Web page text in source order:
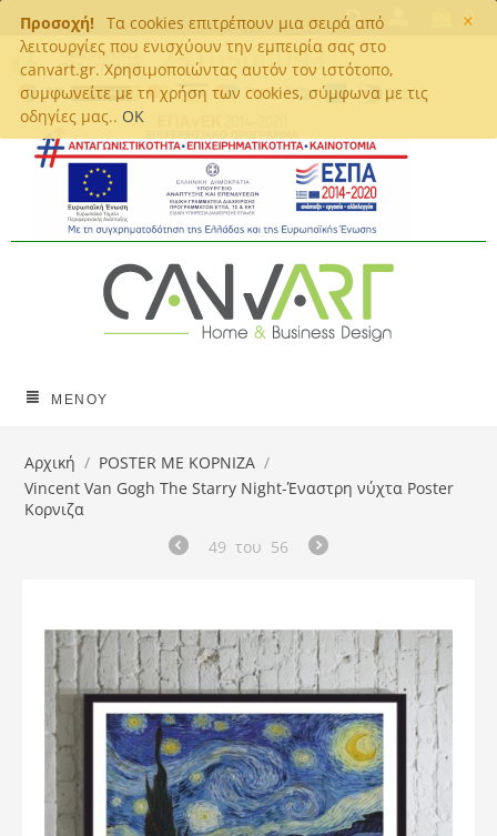
×
Προσοχή!
Τα cookies επιτρέπουν μια σειρά από
λειτουργίες που ενισχύουν την εμπειρία σας στο
canvart.gr. Χρησιμοποιώντας αυτόν τον ιστότοπο,
συμφωνείτε με τη χρήση των cookies, σύμφωνα με τις
οδηγίες μας.. OK
0
ΜΕΝΟΎ
Αρχική / POSTER ΜΕ ΚΟΡΝΙΖΑ /
Vincent Van Gogh The Starry Night-Έναστρη νύχτα Poster
Κορνιζα
49 του 56